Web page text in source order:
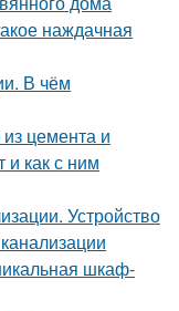
наждачная
В чём
цемента и
и как с ним
Устройство
шкаф-